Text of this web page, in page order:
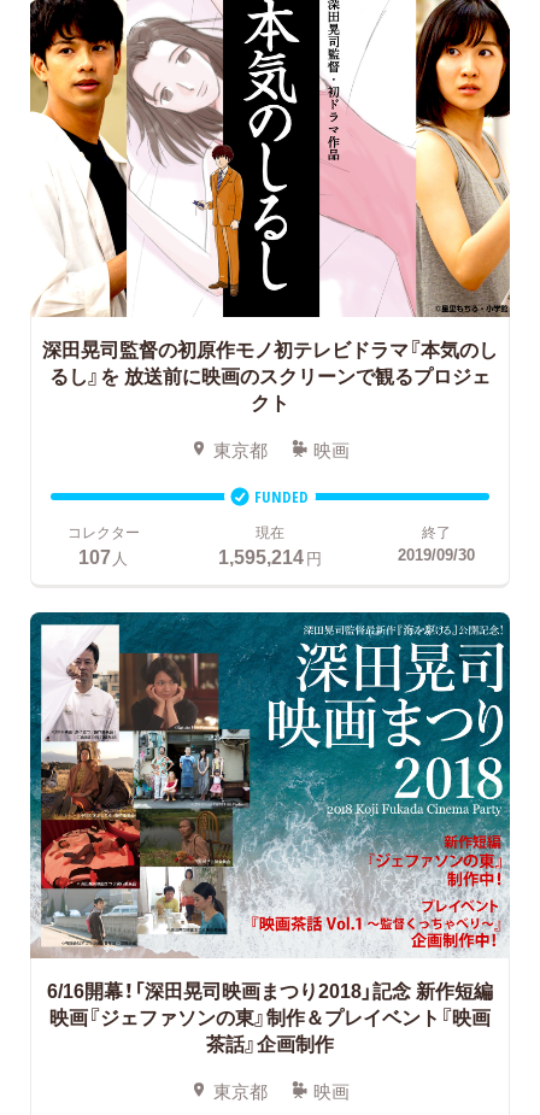
深田晃司監督の初原作モノ初テレビドラマ『本気のし
るし』を 放送前に映画のスクリーンで観るプロジェ
クト
東京都 映画
FUNDED
コレクター
107人
現在
1,595,214円
終了
2019/09/30
6/16開幕！「深田晃司映画まつり2018」記念新作短編
映画『ジェファソンの東』制作＆プレイベント『映画
茶話』企画制作
東京都 映画